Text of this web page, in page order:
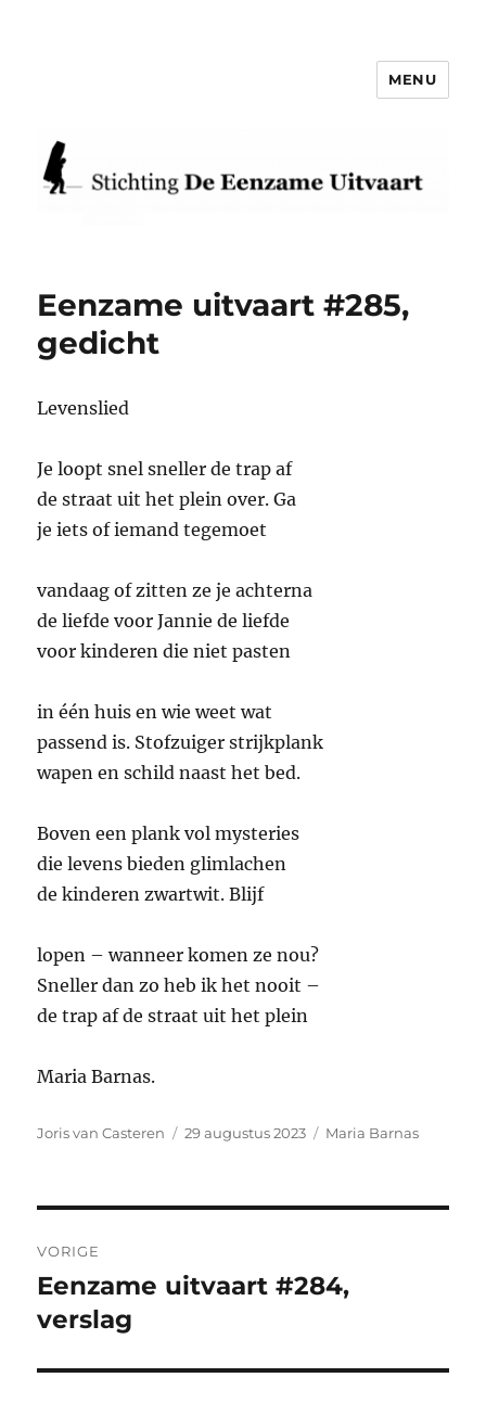
MENU
Eenzame uitvaart #285,
gedicht
Levenslied
Je loopt snel sneller de trap af
de straat uit het plein over. Ga
je iets of iemand tegemoet
vandaag of zitten ze je achterna
de liefde voor Jannie de liefde
voor kinderen die niet pasten
in één huis en wie weet wat
passend is. Stofzuiger strijkplank
wapen en schild naast het bed.
Boven een plank vol mysteries
die levens bieden glimlachen
de kinderen zwartwit. Blijf
lopen – wanneer komen ze nou?
Sneller dan zo heb ik het nooit –
de trap af de straat uit het plein
Maria Barnas.
Auteur
Joris van Casteren
Geplaatst
29 augustus 2023 Tags
Maria Barnas
navigatie
VORIGE
Vorig
bericht:
Eenzame uitvaart #284,
verslag